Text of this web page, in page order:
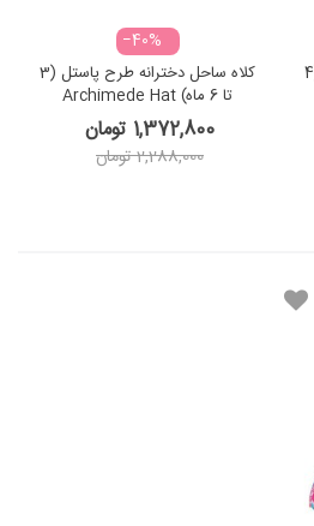
لباس شنا دخترانه طرح قلب (4
‎−40%
کلاه ساحل دخترانه طرح پاستل (3
تا 6 ماه) Archimede Hat
Pastel
1,372,800 تومان
2,288,000 تومان